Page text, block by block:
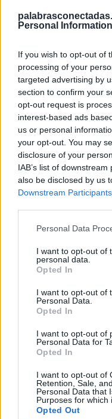
Personal Information
If you wish to opt-out of
processing of your
targeted advertising by
section to confirm your
opt-out request is
interest-based ads
us or personal
your opt-out. You may
disclosure of your
IAB’s list of
also be disclosed by us
Downstream Participants
Personal Data
I want to opt-out of
personal data.
Opted In
I want to opt-out of
Personal Data.
Opted In
I want to opt-out of
Personal Data for
Opted In
I want to opt-out of
Retention, Sale,
Personal Data that
Purposes for which
Opted Out
N
I D
O
O
D I
E
V
I N
O
D
O N D
V
E N D
V
I D E
V
E N D
Palabras extra:
O
D I E
V
E N I
I N
O
N D
O
I V
Por favor seleccione los
Palabras
Palabras